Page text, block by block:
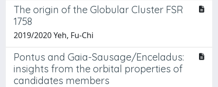
The origin of the Globular Cluster FSR
1758
2019/2020 Yeh, Fu-Chi
Pontus and Gaia-Sausage/Enceladus:
insights from the orbital properties of
candidates members